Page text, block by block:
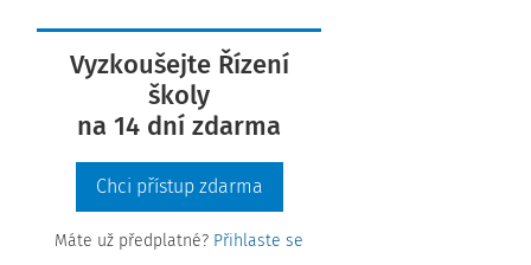
Vyzkoušejte Řízení
školy
na 14 dní zdarma
Chci přístup zdarma
Máte už předplatné? Přihlaste se